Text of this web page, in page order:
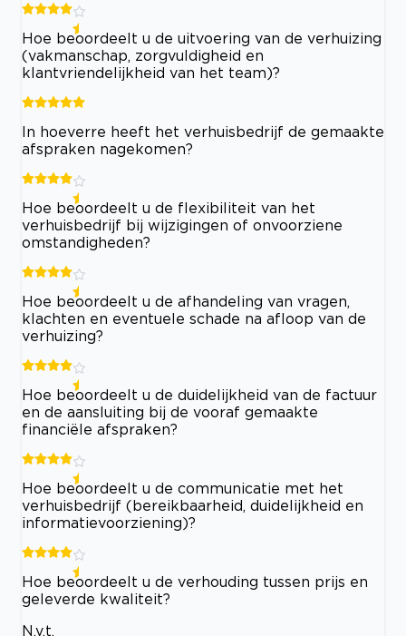
Hoe beoordeelt u de uitvoering van de verhuizing
(vakmanschap, zorgvuldigheid en
klantvriendelijkheid van het team)?
In hoeverre heeft het verhuisbedrijf de gemaakte
afspraken nagekomen?
Hoe beoordeelt u de flexibiliteit van het
verhuisbedrijf bij wijzigingen of onvoorziene
omstandigheden?
Hoe beoordeelt u de afhandeling van vragen,
klachten en eventuele schade na afloop van de
verhuizing?
Hoe beoordeelt u de duidelijkheid van de factuur
en de aansluiting bij de vooraf gemaakte
financiële afspraken?
Hoe beoordeelt u de communicatie met het
verhuisbedrijf (bereikbaarheid, duidelijkheid en
informatievoorziening)?
Hoe beoordeelt u de verhouding tussen prijs en
geleverde kwaliteit?
N.v.t.